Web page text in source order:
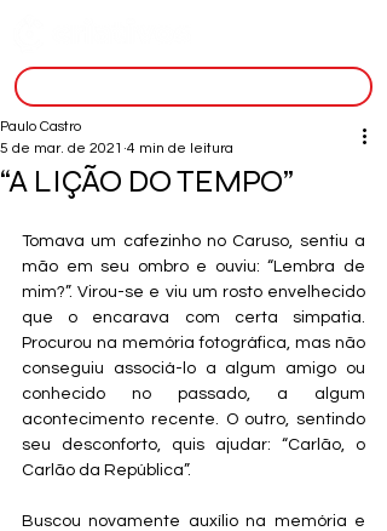
“A LIÇÃO DO TEMPO”
Paulo Castro
5 de mar. de 2021 4 min de leitura
Tomava um cafezinho no Caruso, sentiu a
mão em seu ombro e ouviu: “Lembra de
mim?”. Virou-se e viu um rosto envelhecido
que o encarava com certa simpatia.
Procurou na memória fotográfica, mas não
conseguiu associá-lo a algum amigo ou
conhecido no passado, a algum
acontecimento recente. O outro, sentindo
seu desconforto, quis ajudar: “Carlão, o
Carlão da República”.
Buscou novamente auxílio na memória e